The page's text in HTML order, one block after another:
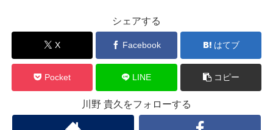
シェアする
X Facebook はてブ
Pocket LINE コピー
川野 貴久をフォローする